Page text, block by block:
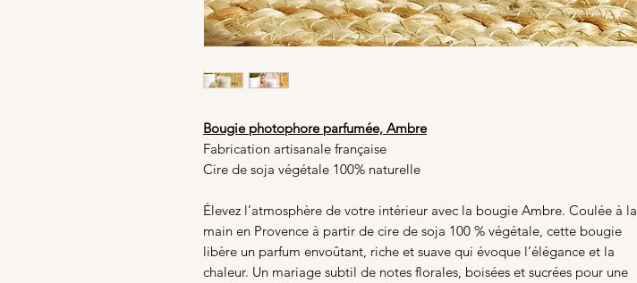
Bougie photophore parfumée, Ambre
Fabrication artisanale française
Cire de soja végétale 100% naturelle
Élevez l’atmosphère de votre intérieur avec la bougie Ambre. Coulée à la
main en Provence à partir de cire de soja 100 % végétale, cette bougie
libère un parfum envoûtant, riche et suave qui évoque l’élégance et la
chaleur. Un mariage subtil de notes florales, boisées et sucrées pour une